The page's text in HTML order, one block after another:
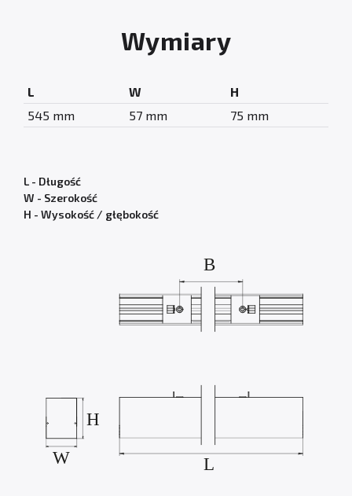
Wymiary
L W
H
545 mm
57 mm 75 mm
L - Długość
W - Szerokość
H - Wysokość / głębokość